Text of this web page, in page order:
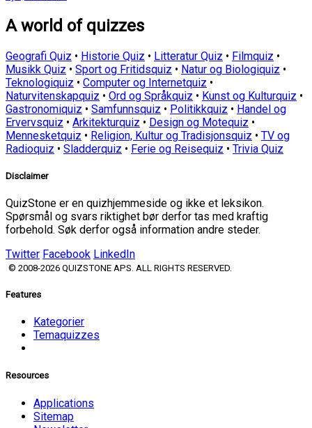
A world of quizzes
Geografi Quiz • Historie Quiz • Litteratur Quiz • Filmquiz •
Musikk Quiz • Sport og Fritidsquiz • Natur og Biologiquiz •
Teknologiquiz • Computer og Internetquiz •
Naturvitenskapquiz • Ord og Språkquiz • Kunst og Kulturquiz •
Gastronomiquiz • Samfunnsquiz • Politikkquiz • Handel og
Ervervsquiz • Arkitekturquiz • Design og Motequiz •
Mennesketquiz • Religion, Kultur og Tradisjonsquiz • TV og
Radioquiz • Sladderquiz • Ferie og Reisequiz • Trivia Quiz
Disclaimer
QuizStone er en quizhjemmeside og ikke et leksikon.
Spørsmål og svars riktighet bør derfor tas med kraftig
forbehold. Søk derfor også information andre steder.
Twitter Facebook LinkedIn
© 2008-2026 QUIZSTONE APS. ALL RIGHTS RESERVED.
Features
Kategorier
Temaquizzes
Resources
Applications
Sitemap